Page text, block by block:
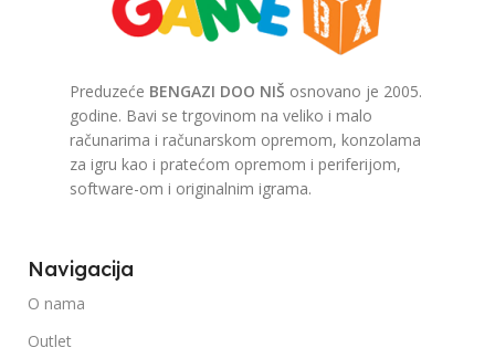
Preduzeće BENGAZI DOO NIŠ osnovano je 2005.
godine. Bavi se trgovinom na veliko i malo
računarima i računarskom opremom, konzolama
za igru kao i pratećom opremom i periferijom,
software-om i originalnim igrama.
Navigacija
O nama
Outlet